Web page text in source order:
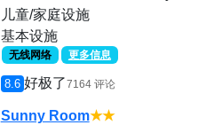
儿童/家庭设施
基本设施
无线网络 更多信息
8.6 好极了7164 评论
Sunny Room★★